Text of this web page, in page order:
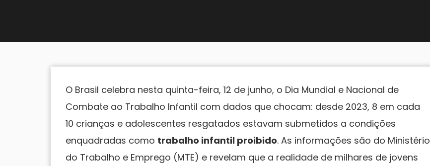
O Brasil celebra nesta quinta-feira, 12 de junho, o Dia Mundial e Nacional de
Combate ao Trabalho Infantil com dados que chocam: desde 2023, 8 em cada
10 crianças e adolescentes resgatados estavam submetidos a condições
enquadradas como trabalho infantil proibido. As informações são do Ministério
do Trabalho e Emprego (MTE) e revelam que a realidade de milhares de jovens